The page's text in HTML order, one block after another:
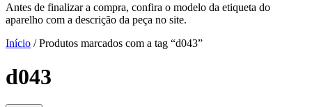
Antes de finalizar a compra, confira o modelo da etiqueta do
aparelho com a descrição da peça no site.
Início /Produtos marcados com a tag “d043”
d043